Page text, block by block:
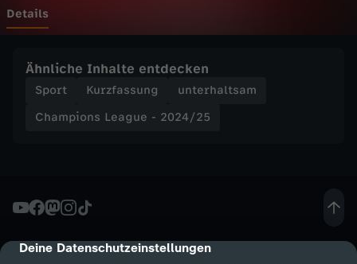
cmp-dialog-description
Deine Datenschutzeinstellungen
g
e
0
2
Details
Ähnliche Inhalte entdecken
Sport Kurzfassung
unterhaltsam
Champions League - 2024/25